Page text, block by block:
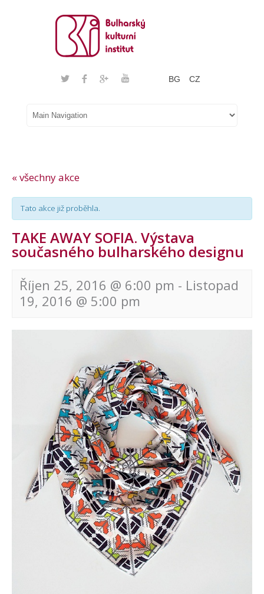
BG CZ
« všechny akce
Tato akce již proběhla.
TAKE AWAY SOFIA. Výstava
současného bulharského designu
Říjen 25, 2016 @ 6:00 pm - Listopad
19, 2016 @ 5:00 pm
Navigace